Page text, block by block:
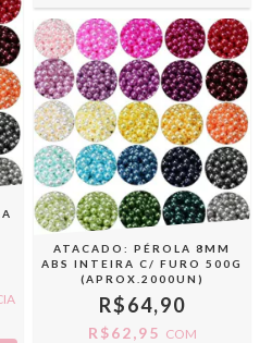
ATACADO: PÉROLA 8MM
ABS INTEIRA C/ FURO 500G
(APROX.2000UN)
R$64,90
R$62,95 COM